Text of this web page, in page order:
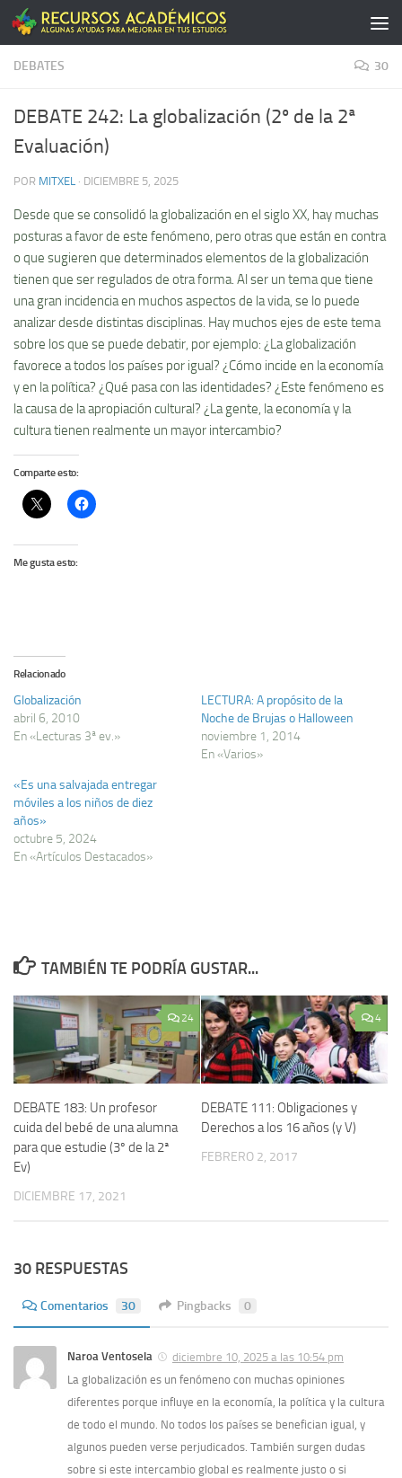
Saltar al contenido
DEBATES 30
DEBATE 242: La globalización (2º de la 2ª
Evaluación)
POR MITXEL · DICIEMBRE 5, 2025
Desde que se consolidó la globalización en el siglo XX, hay muchas
posturas a favor de este fenómeno, pero otras que están en contra
o que sugieren que determinados elementos de la globalización
tienen que ser regulados de otra forma. Al ser un tema que tiene
una gran incidencia en muchos aspectos de la vida, se lo puede
analizar desde distintas disciplinas. Hay muchos ejes de este tema
sobre los que se puede debatir, por ejemplo: ¿La globalización
favorece a todos los países por igual? ¿Cómo incide en la economía
y en la política? ¿Qué pasa con las identidades? ¿Este fenómeno es
la causa de la apropiación cultural? ¿La gente, la economía y la
cultura tienen realmente un mayor intercambio?
Comparte esto:
Me gusta esto:
Relacionado
Globalización
abril 6, 2010
En «Lecturas 3ª ev.»
LECTURA: A propósito de la
Noche de Brujas o Halloween
noviembre 1, 2014
En «Varios»
«Es una salvajada entregar
móviles a los niños de diez
años»
octubre 5, 2024
En «Artículos Destacados»
TAMBIÉN TE PODRÍA GUSTAR...
24
DEBATE 183: Un profesor
cuida del bebé de una alumna
para que estudie (3º de la 2ª
Ev)
DICIEMBRE 17, 2021
4
DEBATE 111: Obligaciones y
Derechos a los 16 años (y V)
FEBRERO 2, 2017
30 RESPUESTAS
Comentarios 30 Pingbacks 0
Naroa Ventosela
diciembre 10, 2025 a las 10:54 pm
La globalización es un fenómeno con muchas opiniones
diferentes porque influye en la economía, la política y la cultura
de todo el mundo. No todos los países se benefician igual, y
algunos pueden verse perjudicados. También surgen dudas
sobre si este intercambio global es realmente justo o si